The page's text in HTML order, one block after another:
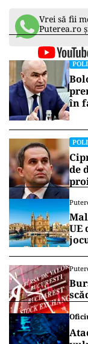
Vrei să fii
Puterea.ro
în
de
UE